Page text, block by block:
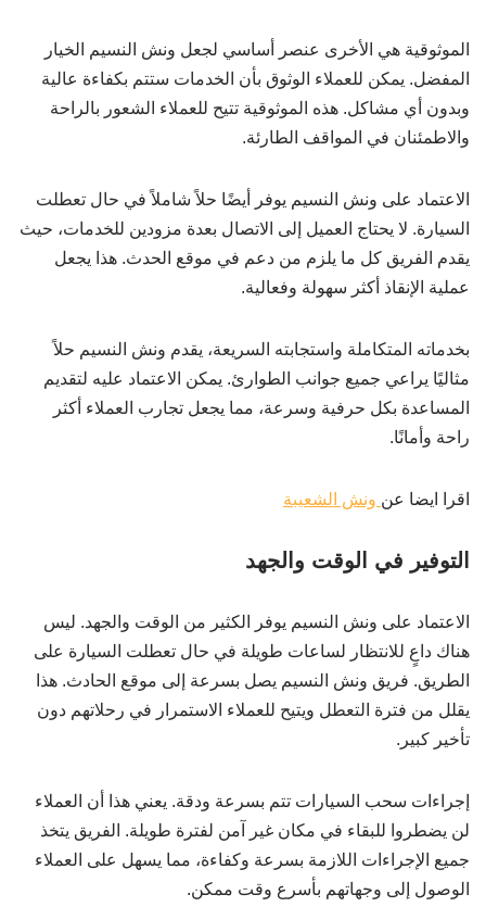
الموثوقية هي الأخرى عنصر أساسي لجعل ونش النسيم الخيار
المفضل. يمكن للعملاء الوثوق بأن الخدمات ستتم بكفاءة عالية
وبدون أي مشاكل. هذه الموثوقية تتيح للعملاء الشعور بالراحة
والاطمئنان في المواقف الطارئة.
الاعتماد على ونش النسيم يوفر أيضًا حلاً شاملاً في حال تعطلت
السيارة. لا يحتاج العميل إلى الاتصال بعدة مزودين للخدمات، حيث
يقدم الفريق كل ما يلزم من دعم في موقع الحدث. هذا يجعل
عملية الإنقاذ أكثر سهولة وفعالية.
بخدماته المتكاملة واستجابته السريعة، يقدم ونش النسيم حلاً
مثاليًا يراعي جميع جوانب الطوارئ. يمكن الاعتماد عليه لتقديم
المساعدة بكل حرفية وسرعة، مما يجعل تجارب العملاء أكثر
راحة وأمانًا.
اقرا ايضا عن ونش الشعيبة
التوفير في الوقت والجهد
الاعتماد على ونش النسيم يوفر الكثير من الوقت والجهد. ليس
هناك داعٍ للانتظار لساعات طويلة في حال تعطلت السيارة على
الطريق. فريق ونش النسيم يصل بسرعة إلى موقع الحادث. هذا
يقلل من فترة التعطل ويتيح للعملاء الاستمرار في رحلاتهم دون
تأخير كبير.
إجراءات سحب السيارات تتم بسرعة ودقة. يعني هذا أن العملاء
لن يضطروا للبقاء في مكان غير آمن لفترة طويلة. الفريق يتخذ
جميع الإجراءات اللازمة بسرعة وكفاءة، مما يسهل على العملاء
الوصول إلى وجهاتهم بأسرع وقت ممكن.